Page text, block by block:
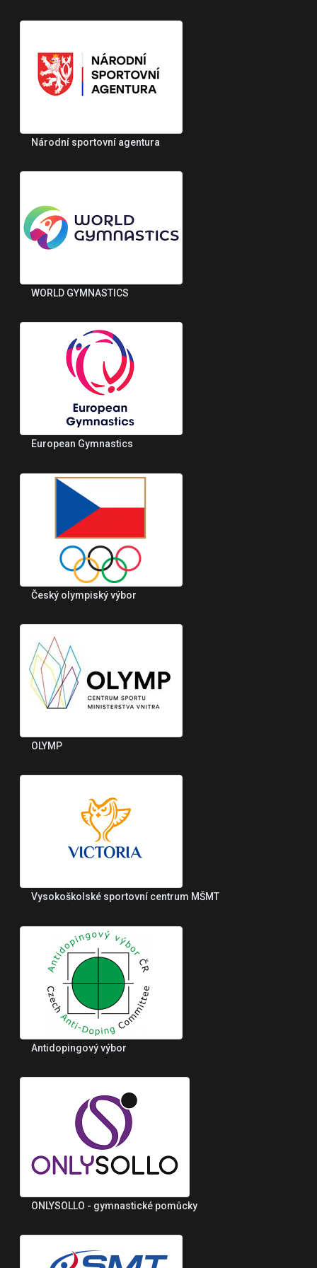
Národní sportovní agentura
WORLD GYMNASTICS
European Gymnastics
Český olympiský výbor
OLYMP
Vysokoškolské sportovní centrum MŠMT
Antidopingový výbor
ONLYSOLLO - gymnastické pomůcky